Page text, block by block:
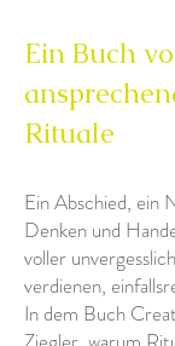
Ein Buch
Rituale
Ein Abschied, ein
Denken und
voller
verdienen,
In dem Buch